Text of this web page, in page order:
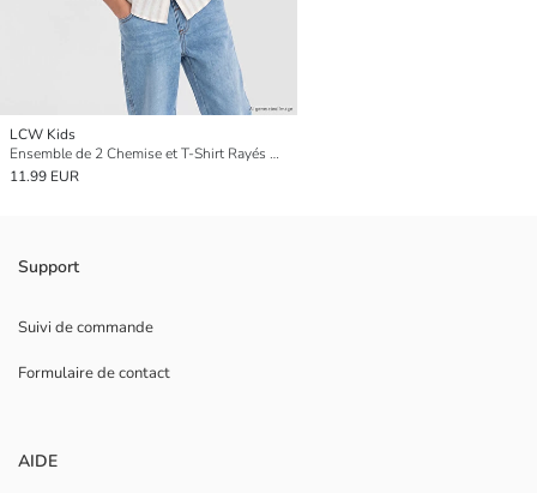
LCW Kids
Ensemble de 2 Chemise et T-Shirt Rayés Garçon
11.99 EUR
Support
Suivi de commande
Formulaire de contact
AIDE